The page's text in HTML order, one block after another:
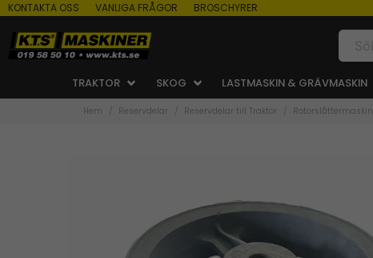
KONTAKTA OSS VANLIGA FRÅGOR BROSCHYRER
TRAKTOR SKOG LASTMASKIN & GRÄVMASKIN
Hem Reservdelar Reservdelar till Traktor Rotorslåttermaskin